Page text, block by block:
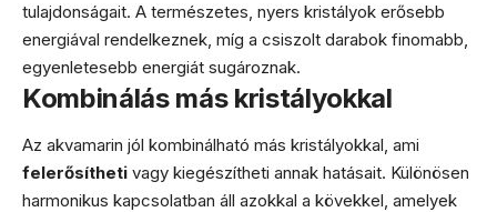
tulajdonságait. A természetes, nyers kristályok erősebb
energiával rendelkeznek, míg a csiszolt darabok finomabb,
egyenletesebb energiát sugároznak.
Kombinálás más kristályokkal
Az akvamarin jól kombinálható más kristályokkal, ami
felerősítheti vagy kiegészítheti annak hatásait. Különösen
harmonikus kapcsolatban áll azokkal a kövekkel, amelyek